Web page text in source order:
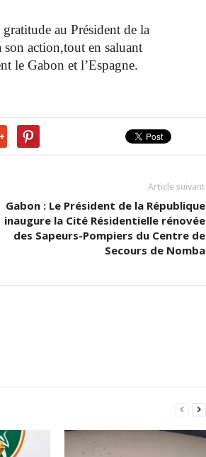
au Président de la
action,tout en saluant
le Gabon et l’Espagne.
Article suivant
Gabon : Le Président de la République
inaugure la Cité Résidentielle rénovée
des Sapeurs-Pompiers du Centre de
Secours de Nomba